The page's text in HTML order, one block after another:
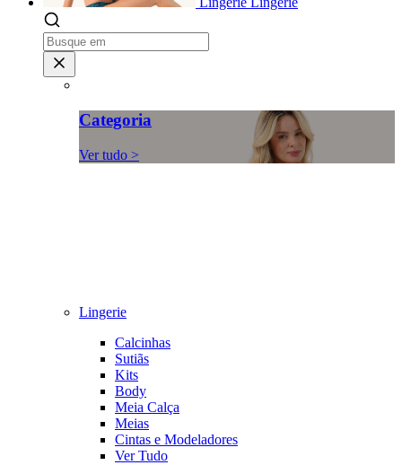
Categoria
Ver tudo >
Lingerie
Calcinhas
Sutiãs
Kits
Body
Meia Calça
Meias
Cintas e Modeladores
Ver Tudo